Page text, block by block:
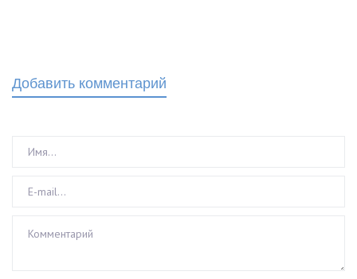
Добавить комментарий